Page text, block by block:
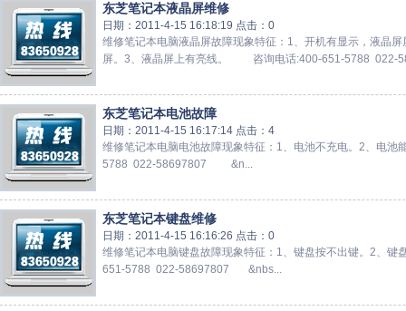
东芝笔记本液晶屏维修
日期：2011-4-15 16:18:19 点击：0
维修笔记本电脑液晶屏故障现象特征：1、开机有显示，液晶
屏。3、液晶屏上有亮线。 咨询电话:400-651-5788 022-
东芝笔记本电池故障
日期：2011-4-15 16:17:14 点击：4
维修笔记本电脑电池故障现象特征：1、电池不充电。2、电
5788 022-58697807 &n...
东芝笔记本键盘维修
日期：2011-4-15 16:16:26 点击：0
维修笔记本电脑键盘故障现象特征：1、键盘按不出键。2、
651-5788 022-58697807 &nbs...